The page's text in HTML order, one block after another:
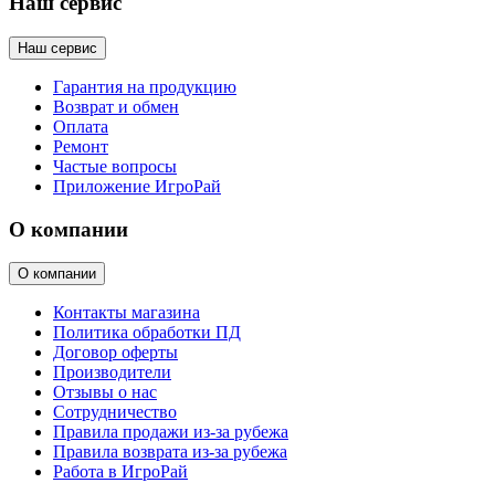
Наш сервис
Гарантия на продукцию
Возврат и обмен
Оплата
Ремонт
Частые вопросы
Приложение ИгроРай
О компании
О компании
Контакты магазина
Политика обработки ПД
Договор оферты
Производители
Отзывы о нас
Сотрудничество
Правила продажи из-за рубежа
Правила возврата из-за рубежа
Работа в ИгроРай